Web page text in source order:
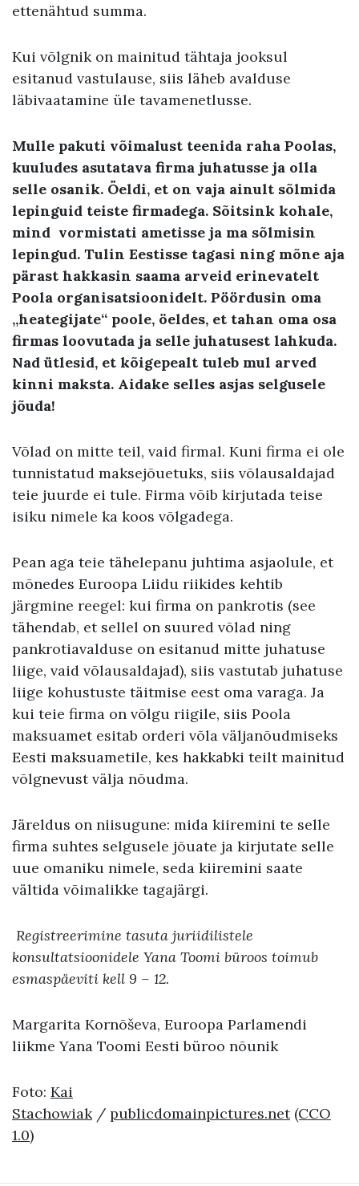
ettenähtud summa.
Kui võlgnik on mainitud tähtaja jooksul
esitanud vastulause, siis läheb avalduse
läbivaatamine üle tavamenetlusse.
Mulle pakuti võimalust teenida raha Poolas,
kuuludes asutatava firma juhatusse ja olla
selle osanik. Öeldi, et on vaja ainult sõlmida
lepinguid teiste firmadega. Sõitsink kohale,
mind vormistati ametisse ja ma sõlmisin
lepingud. Tulin Eestisse tagasi ning mõne aja
pärast hakkasin saama arveid erinevatelt
Poola organisatsioonidelt. Pöördusin oma
„heategijate“ poole, öeldes, et tahan oma osa
firmas loovutada ja selle juhatusest lahkuda.
Nad ütlesid, et kõigepealt tuleb mul arved
kinni maksta. Aidake selles asjas selgusele
jõuda!
Võlad on mitte teil, vaid firmal. Kuni firma ei ole
tunnistatud maksejõuetuks, siis võlausaldajad
teie juurde ei tule. Firma võib kirjutada teise
isiku nimele ka koos võlgadega.
Pean aga teie tähelepanu juhtima asjaolule, et
mõnedes Euroopa Liidu riikides kehtib
järgmine reegel: kui firma on pankrotis (see
tähendab, et sellel on suured võlad ning
pankrotiavalduse on esitanud mitte juhatuse
liige, vaid võlausaldajad), siis vastutab juhatuse
liige kohustuste täitmise eest oma varaga. Ja
kui teie firma on võlgu riigile, siis Poola
maksuamet esitab orderi võla väljanõudmiseks
Eesti maksuametile, kes hakkabki teilt mainitud
võlgnevust välja nõudma.
Järeldus on niisugune: mida kiiremini te selle
firma suhtes selgusele jõuate ja kirjutate selle
uue omaniku nimele, seda kiiremini saate
vältida võimalikke tagajärgi.
Registreerimine tasuta juriidilistele
konsultatsioonidele Yana Toomi büroos toimub
esmaspäeviti kell 9 – 12.
Margarita Kornõševa, Euroopa Parlamendi
liikme Yana Toomi Eesti büroo nõunik
Foto: Kai
Stachowiak/ publicdomainpictures.net (CCO
1.0)